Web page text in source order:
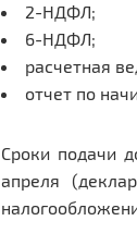
2-НДФЛ;
6-НДФЛ;
расчетная
отчет по
Сроки подачи
апреля